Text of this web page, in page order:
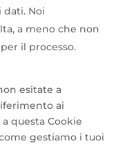
dati. Noi
a meno che non
il processo.
esitate a
ai
questa Cookie
gestiamo i tuoi